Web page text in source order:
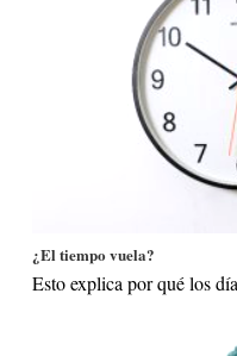
¿El tiempo vuela?
Esto explica por qué los